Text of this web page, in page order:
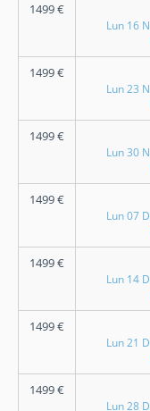
1499€
Lun 16
1499€
Lun 23
1499€
Lun 30
1499€
Lun 07
1499€
Lun 14
1499€
Lun 21
1499€
Lun 28